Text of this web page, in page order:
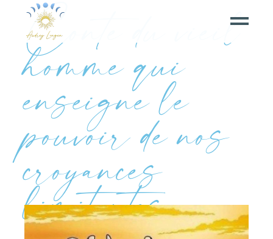
Conte du vieil
homme qui
enseigne le
pouvoir de nos
croyances
limitantes